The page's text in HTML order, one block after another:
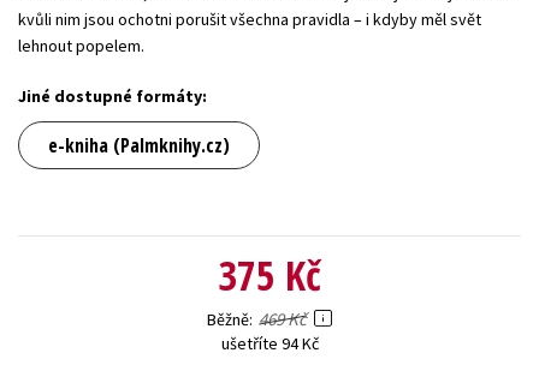
kvůli nim jsou ochotni porušit všechna pravidla – i kdyby měl svět
lehnout popelem.
Jiné dostupné formáty:
e-kniha (Palmknihy.cz)
375 Kč
Běžně 469 Kč
ušetříte 94 Kč